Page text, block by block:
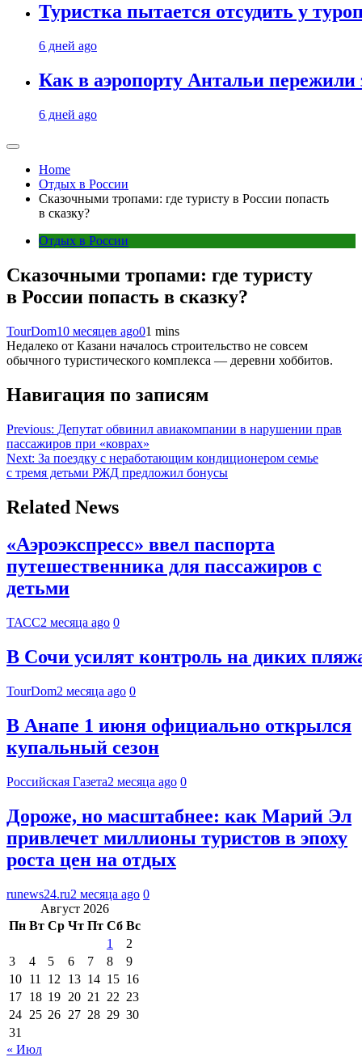
Туристка пытается отсудить у
6 дней ago
Как в аэропорту Антальи
6 дней ago
Home
Отдых в России
Сказочными тропами: где туристу в России попасть
в сказку?
Отдых в России
Сказочными тропами: где туристу
в России попасть в сказку?
TourDom10 месяцев ago01 mins
Недалеко от Казани началось строительство не совсем
обычного туристического комплекса — деревни хоббитов.
Навигация по записям
Previous: Депутат обвинил авиакомпании в нарушении прав
пассажиров при «коврах»
Next: За поездку с неработающим кондиционером семье
с тремя детьми РЖД предложил бонусы
Related News
«Аэроэкспресс» ввел паспорта
путешественника для пассажиров с
детьми
ТАСС2 месяца ago 0
В Сочи усилят контроль на диких
TourDom2 месяца ago 0
В Анапе 1 июня официально открылся
купальный сезон
Российская Газета2 месяца ago 0
Дороже, но масштабнее: как Марий Эл
привлечет миллионы туристов в эпоху
роста цен на отдых
runews24.ru2 месяца ago 0
Август 2026
Пн Вт Ср Чт Пт Сб Вс
1
2
3
4 5 6 7 8
9
10 11 12 13 14 15 16
17 18 19 20 21 22 23
24 25 26 27 28 29 30
31
« Июл